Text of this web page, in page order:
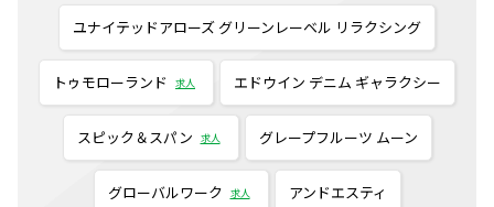
ユナイテッドアローズ グリーンレーベル リラクシング
トゥモローランド 求人 エドウイン デニム ギャラクシー
スピック＆スパン 求人 グレープフルーツ ムーン
グローバルワーク 求人 アンドエスティ